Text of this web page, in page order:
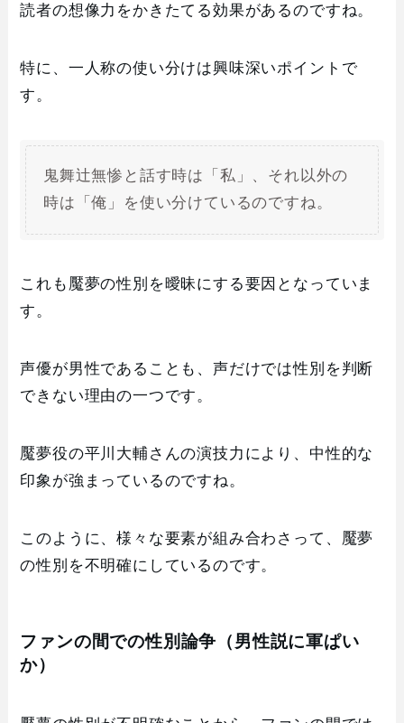
読者の想像力をかきたてる効果があるのですね。
特に、一人称の使い分けは興味深いポイントで
す。
鬼舞辻無惨と話す時は「私」、それ以外の
時は「俺」を使い分けているのですね。
これも魘夢の性別を曖昧にする要因となっていま
す。
声優が男性であることも、声だけでは性別を判断
できない理由の一つです。
魘夢役の平川大輔さんの演技力により、中性的な
印象が強まっているのですね。
このように、様々な要素が組み合わさって、魘夢
の性別を不明確にしているのです。
ファンの間での性別論争（男性説に軍ぱい
か）